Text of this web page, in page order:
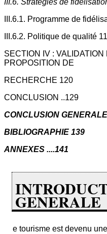
III.6. Stratégies de
III.6.1. Programme de
III.6.2. Politique de qualité
SECTION IV :
PROPOSITION DE
RECHERCHE 120
CONCLUSION ..129
CONCLUSION
BIBLIOGRAPHIE 139
ANNEXES ....141
GENERALE
e tourisme est devenu